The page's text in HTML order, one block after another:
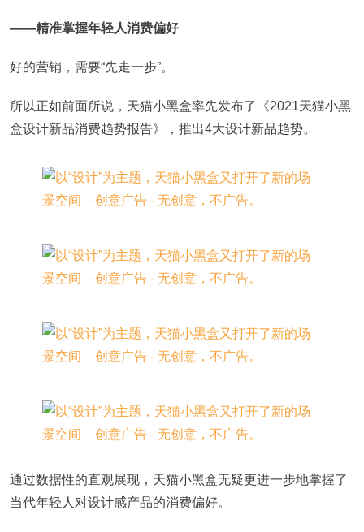
——精准掌握年轻人消费偏好
好的营销，需要“先走一步”。
所以正如前面所说，天猫小黑盒率先发布了《2021天猫小黑
盒设计新品消费趋势报告》，推出4大设计新品趋势。
通过数据性的直观展现，天猫小黑盒无疑更进一步地掌握了
当代年轻人对设计感产品的消费偏好。